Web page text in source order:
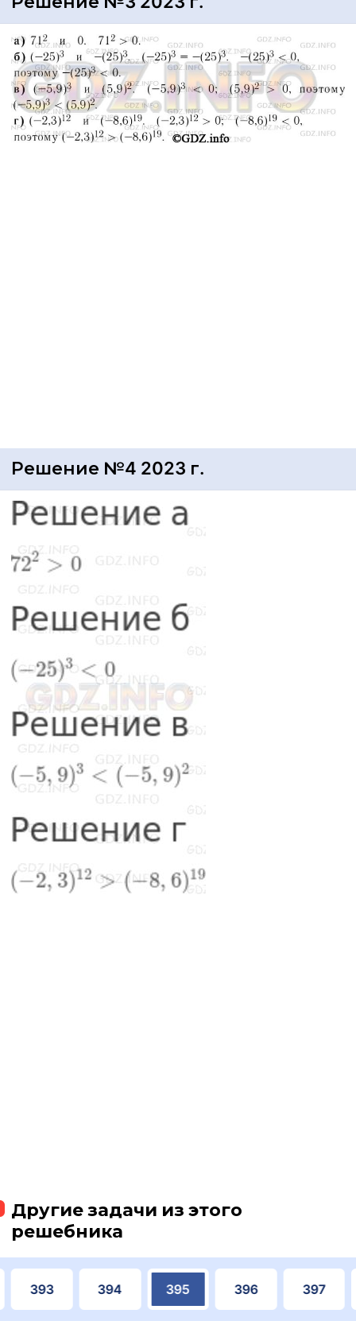
Решение №4 2023 г.
Другие задачи из этого
решебника
393 394 395 396 397